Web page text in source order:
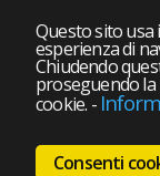
Questo sito usa
esperienza di
Chiudendo
proseguendo la
cookie. -
Consenti